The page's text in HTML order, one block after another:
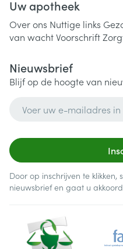
Uw apotheek
Over ons Nuttige links
van wachtVoorschrift
Nieuwsbrief
Blijf op de hoogte van
Door op inschrijven te klikken,
nieuwsbrief en gaat u